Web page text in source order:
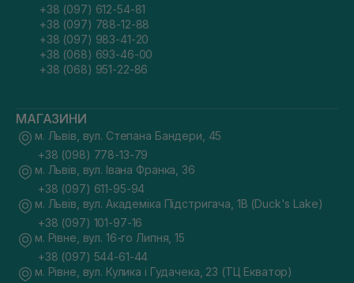
+38 (097) 612-54-81
+38 (097) 788-12-88
+38 (097) 983-41-20
+38 (068) 693-46-00
+38 (068) 951-22-86
МАГАЗИНИ
м. Львів, вул. Степана Бандери, 45
+38 (098) 778-13-79
м. Львів, вул. Івана Франка, 36
+38 (097) 611-95-94
м. Львів, вул. Академіка Підстригача, 1В (Duck's Lake)
+38 (097) 101-97-16
м. Рівне, вул. 16-го Липня, 15
+38 (097) 544-61-44
м. Рівне, вул. Кулика і Гудачека, 23 (ТЦ Екватор)